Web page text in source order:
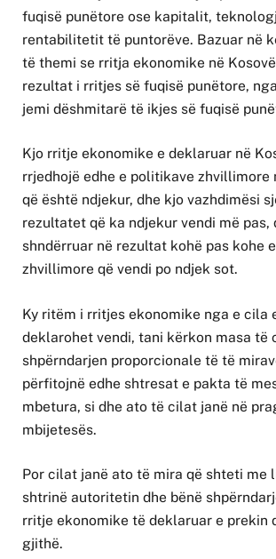
fuqisë punëtore ose kapitalit,
rentabilitetit të puntorëve. Bazuar në
të themi se rritja ekonomike në
rezultat i rritjes së fuqisë punëtore,
jemi dëshmitarë të ikjes së fuqisë
Kjo rritje ekonomike e deklaruar në
rrjedhojë edhe e politikave zhvillimore
që është ndjekur, dhe kjo vazhdimësi
rezultatet që ka ndjekur vendi më pas,
shndërruar në rezultat kohë pas kohe
zhvillimore që vendi po ndjek sot.
Ky ritëm i rritjes ekonomike nga e cila
deklarohet vendi, tani kërkon masa të
shpërndarjen proporcionale të të
përfitojnë edhe shtresat e pakta të
mbetura, si dhe ato të cilat janë në
mbijetesës.
Por cilat janë ato të mira që shteti me
shtrinë autoritetin dhe bënë
rritje ekonomike të deklaruar e prekin
gjithë.